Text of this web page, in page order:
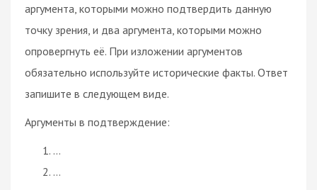
аргумента, которыми можно подтвердить данную
точку зрения, и два аргумента, которыми можно
опровергнуть её. При изложении аргументов
обязательно используйте исторические факты. Ответ
запишите в следующем виде.
Аргументы в подтверждение:
…
…